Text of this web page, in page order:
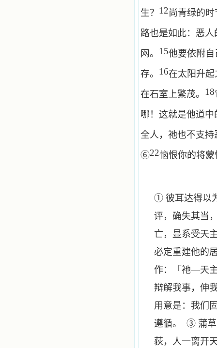
生？ 12尚青绿的
路也是如此：恶
网。 15他要依附
存。 16在太阳升
在石室上繁茂。 18
哪！这就是他道
全人，祂也不支持
⑥22恼恨你的将
① 彼耳达得以
评，确失其当
亡，显系受天
必定重建他的
作：「祂—天
辩解我事，伸
用意是：我们
遵循。 ③ 蒲草
荻，人一离开